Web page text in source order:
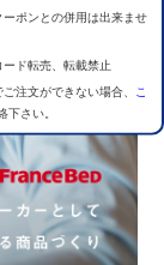
ポンとの併用は出来ませ
ド転売、転載禁止
注文ができない場合、
こ
下さい。